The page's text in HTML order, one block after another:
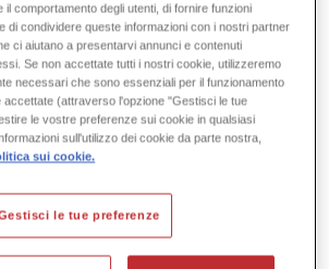
il comportamento degli utenti, di fornire funzioni
di condividere queste informazioni con i nostri partner
ci aiutano a presentarvi annunci e contenuti
Se non accettate tutti i nostri cookie, utilizzeremo
necessari che sono essenziali per il funzionamento
accettate (attraverso l'opzione "Gestisci le tue
le vostre preferenze sui cookie in qualsiasi
sull'utilizzo dei cookie da parte nostra,
sui cookie.
le tue preferenze